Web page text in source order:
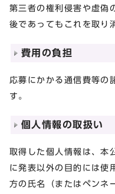
第三者の権利侵害や虚偽
後であってもこれを取り
費用の負担
応募にかかる通信費等の
す。
個人情報の取扱い
取得した個人情報は、本
に発表以外の目的には使
方の氏名（またはペンネ